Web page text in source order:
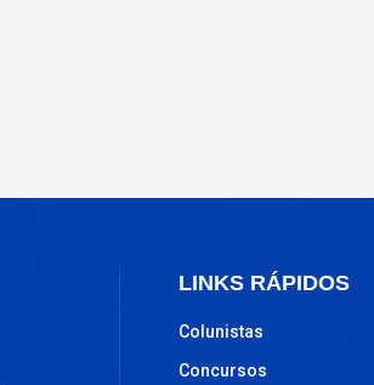
LINKS RÁPIDOS
Colunistas
Concursos